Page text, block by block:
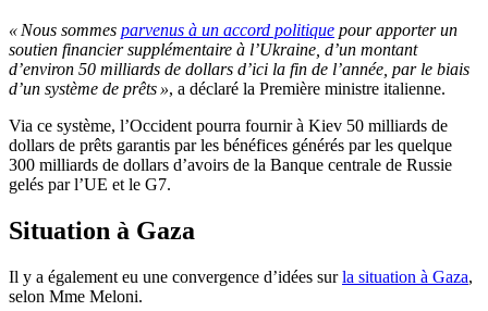
« Nous sommes parvenus à un accord politique pour apporter un
soutien financier supplémentaire à l’Ukraine, d’un montant
d’environ 50 milliards de dollars d’ici la fin de l’année, par le biais
d’un système de prêts », a déclaré la Première ministre italienne.
Via ce système, l’Occident pourra fournir à Kiev 50 milliards de
dollars de prêts garantis par les bénéfices générés par les quelque
300 milliards de dollars d’avoirs de la Banque centrale de Russie
gelés par l’UE et le G7.
Situation à Gaza
Il y a également eu une convergence d’idées surla situation à Gaza,
selon Mme Meloni.